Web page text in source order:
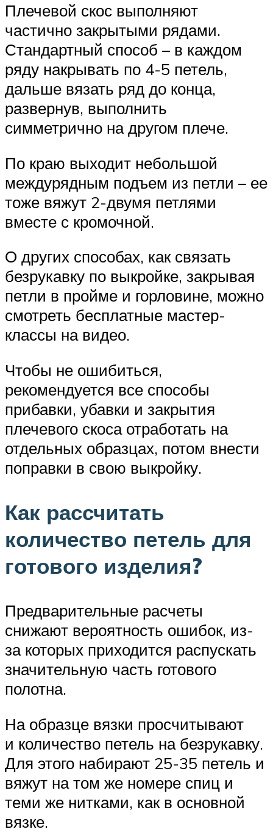
Плечевой скос выполняют
частично закрытыми рядами.
Стандартный способ – в каждом
ряду накрывать по 4-5 петель,
дальше вязать ряд до конца,
развернув, выполнить
симметрично на другом плече.
По краю выходит небольшой
междурядным подъем из петли – ее
тоже вяжут 2-двумя петлями
вместе с кромочной.
О других способах, как связать
безрукавку по выкройке, закрывая
петли в пройме и горловине, можно
смотреть бесплатные мастер-
классы на видео.
Чтобы не ошибиться,
рекомендуется все способы
прибавки, убавки и закрытия
плечевого скоса отработать на
отдельных образцах, потом внести
поправки в свою выкройку.
Как рассчитать
количество петель для
готового изделия?
Предварительные расчеты
снижают вероятность ошибок, из-
за которых приходится распускать
значительную часть готового
полотна.
На образце вязки просчитывают
и количество петель на безрукавку.
Для этого набирают 25-35 петель и
вяжут на том же номере спиц и
теми же нитками, как в основной
вязке.